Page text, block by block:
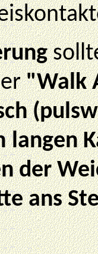
"Walk
langen
der
ans